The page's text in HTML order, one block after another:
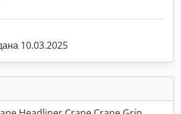
10.03.2025